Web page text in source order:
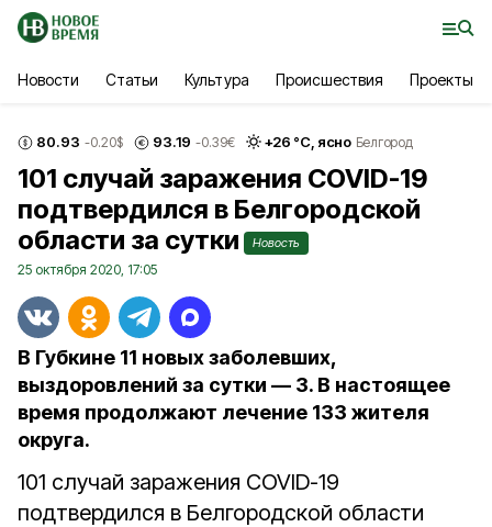
Новости Статьи Культура Происшествия Проекты
80.93 -0.20$ 93.19 -0.39€ +26 °С, ясно Белгород
101 случай заражения COVID-19
подтвердился в Белгородской
области за сутки
Новость
25 октября 2020, 17:05
В Губкине 11 новых заболевших,
выздоровлений за сутки — 3. В настоящее
время продолжают лечение 133 жителя
округа.
101 случай заражения COVID-19
подтвердился в Белгородской области